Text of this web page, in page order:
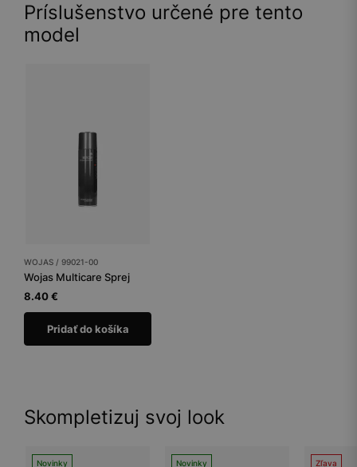
Príslušenstvo určené pre tento
model
WOJAS / 99021-00
Wojas Multicare Sprej
8.40 €
Pridať do košíka
Skompletizuj svoj look
Novinky Novinky Zľava